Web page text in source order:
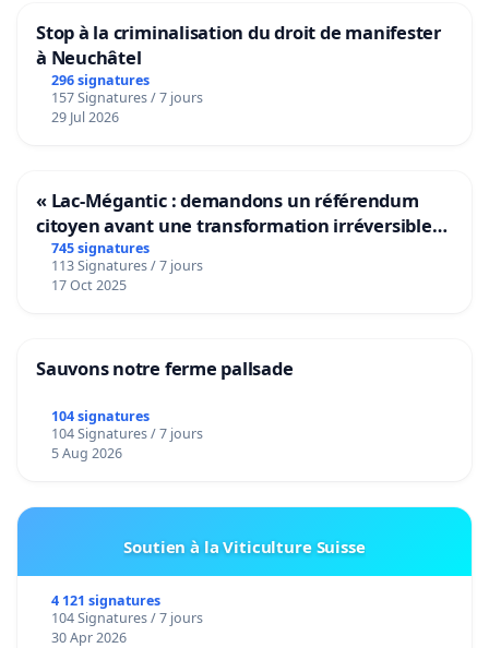
Stop à la criminalisation du droit de manifester
à Neuchâtel
296 signatures
157 Signatures / 7 jours
29 Jul 2026
« Lac-Mégantic : demandons un référendum
citoyen avant une transformation irréversible
de notre territoire »
745 signatures
113 Signatures / 7 jours
17 Oct 2025
Sauvons notre ferme pallsade
104 signatures
104 Signatures / 7 jours
5 Aug 2026
Soutien à la Viticulture Suisse
4 121 signatures
104 Signatures / 7 jours
30 Apr 2026